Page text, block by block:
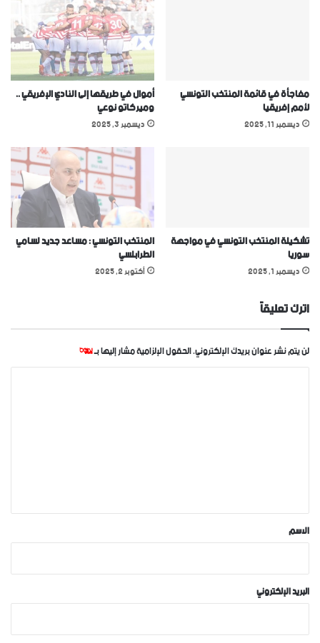
مفاجأة في قائمة المنتخب التونسي
ﻷمم إفريقيا
ديسمبر 11, 2025
أموال في طريقها إلى النادي الإفريقي ..
وميركاتو نوعي
ديسمبر 3, 2025
تشكيلة المنتخب التونسي في مواجهة
سوريا
ديسمبر 1, 2025
المنتخب التونسي : مساعد جديد لسامي
الطرابلسي
أكتوبر 2, 2025
اترك تعليقاً
لن يتم نشر عنوان بريدك الإلكتروني.الحقول الإلزامية مشار إليها بـ*
*
الاسم
البريد الإلكتروني